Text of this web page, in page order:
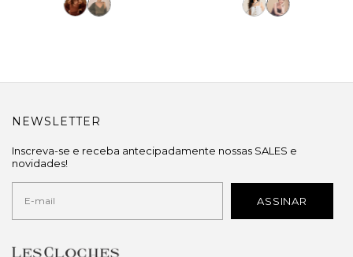
NEWSLETTER
Inscreva-se e receba antecipadamente nossas SALES e
novidades!